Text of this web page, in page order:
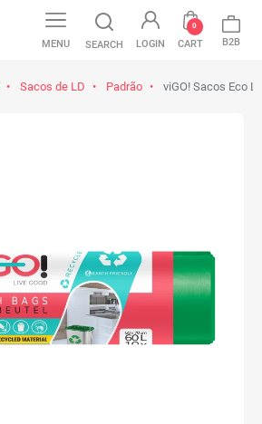
MENU SEARCH LOGIN CART
0
B2B
Sacos de LD Padrão viGO! Sacos Eco